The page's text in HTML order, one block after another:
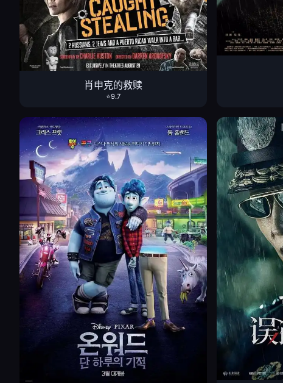
肖申克的救赎
⭐9.7